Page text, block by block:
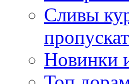
Сливы
Новинки